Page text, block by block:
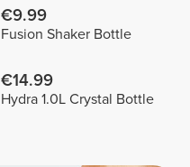
€9.99
Fusion Shaker Bottle
€14.99
Hydra 1.0L Crystal Bottle